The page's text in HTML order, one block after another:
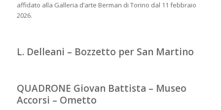
affidato alla Galleria d’arte Berman di Torino dal 11 febbraio
2026.
L. Delleani – Bozzetto per San Martino
QUADRONE Giovan Battista – Museo
Accorsi – Ometto